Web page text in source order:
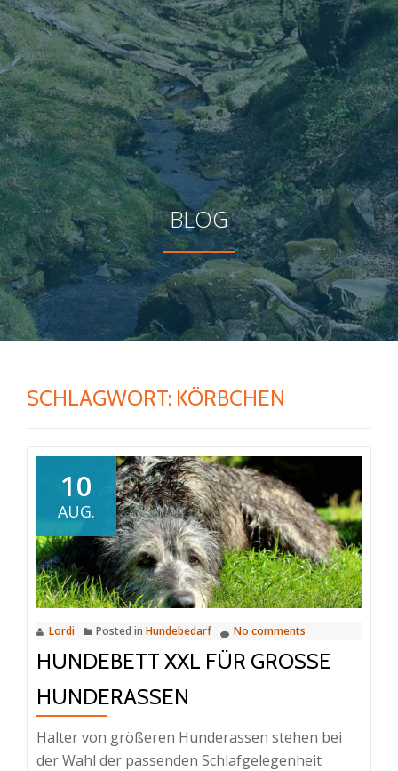
BLOG
SCHLAGWORT: KÖRBCHEN
10
AUG.
Lordi Posted in Hundebedarf No comments
HUNDEBETT XXL FÜR GROSSE H
UNDERASSEN
Halter von größeren Hunderassen stehen bei
der Wahl der passenden Schlafgelegenheit